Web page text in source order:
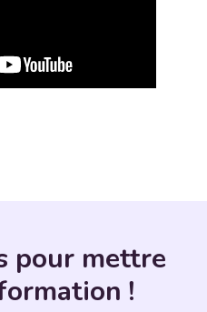
pour mettre
!